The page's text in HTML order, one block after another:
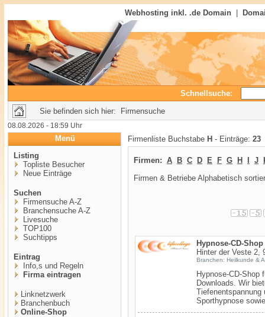
Webhosting inkl. .de Domain
Schnellsuche:
Sie befinden sich hier: Firmensuche
08.08.2026 - 18:59 Uhr
Menü
Listing
Topliste Besucher
Neue Einträge
Suchen
Firmensuche A-Z
Branchensuche A-Z
Livesuche
TOP100
Suchtipps
Eintrag
Info,s und Regeln
Firma eintragen
Linknetzwerk
Branchenbuch
Online-Shop
Firmenliste Buchstabe H - Einträge: 23
Firmen: A B C D E F G H J
Firmen & Betriebe Alphabetisch
Hypnose-CD-
Hinter der Veste 2,
Branchen: Heilkunde &
Hypnose-CD-Shop
Downloads. Wir
Sporthypnose